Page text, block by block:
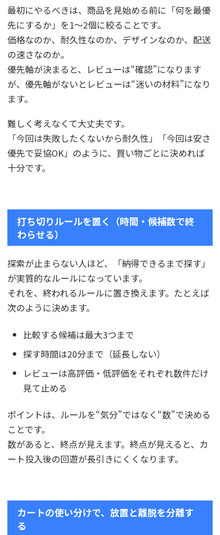
最初にやるべきは、商品を見始める前に「何を最優
先にするか」を1〜2個に絞ることです。
価格なのか、耐久性なのか、デザインなのか、配送
の速さなのか。
優先軸が決まると、レビューは“確認”になります
が、優先軸がないとレビューは“迷いの材料”になり
ます。
難しく考えなくて大丈夫です。
「今回は失敗したくないから耐久性」「今回は安さ
優先で妥協OK」のように、買い物ごとに決めれば
十分です。
打ち切りルールを置く（時間・候補数で終
わらせる）
探索が止まらない人ほど、「納得できるまで探す」
が実質的なルールになっています。
それを、終われるルールに置き換えます。たとえば
次のように決めます。
比較する候補は最大3つまで
探す時間は20分まで（延長しない）
レビューは高評価・低評価をそれぞれ数件だけ
見て止める
ポイントは、ルールを“気分”ではなく“数”で決める
ことです。
数があると、終点が見えます。終点が見えると、カ
ート投入後の回遊が長引きにくくなります。
カートの使い分けで、放置と離脱を分離す
る